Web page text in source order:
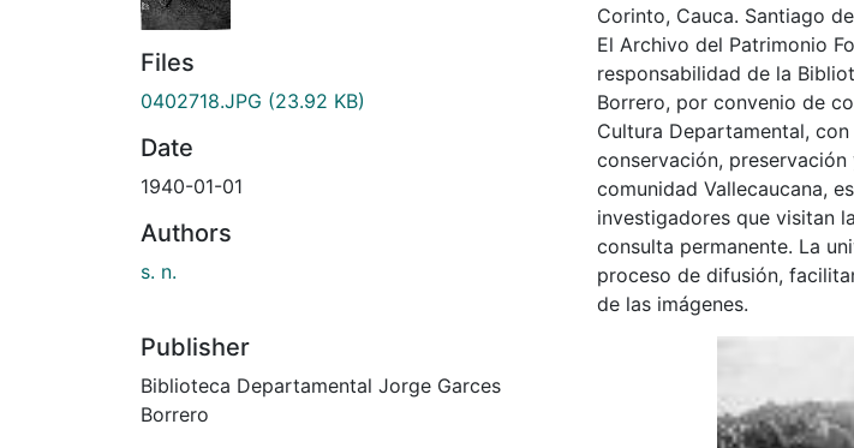
Files
0402718.JPG (23.92 KB)
Date
1940-01-01
Authors
s. n.
Publisher
Biblioteca Departamental Jorge Garces
Borrero
Corinto, Cauca. Santiago
El Archivo del Patrimonio
responsabilidad de la
Borrero, por convenio de
Cultura Departamental,
conservación,
comunidad Vallecaucana,
investigadores que visitan
consulta permanente. La
proceso de difusión,
de las imágenes.